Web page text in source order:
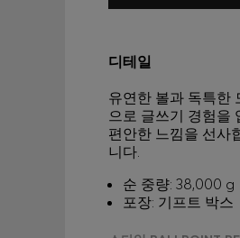
디테일
유연한 볼과 독특한
으로 글쓰기 경험을
편안한 느낌을 선사
니다.
순 중량: 38,000 g
포장: 기프트 박스